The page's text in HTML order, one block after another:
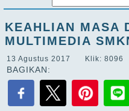
KEAHLIAN MASA
MULTIMEDIA
13 Agustus 2017 Klik: 8096
BAGIKAN: